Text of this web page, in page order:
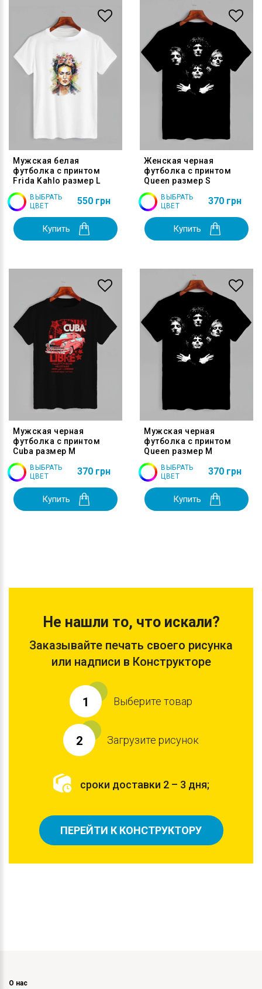
Мужская белая
футболка с принтом
Frida Kahlo размер L
ВЫБРАТЬ
ЦВЕТ
550 грн
Купить
Женская черная
футболка с принтом
Queen размер S
ВЫБРАТЬ
ЦВЕТ
370 грн
Купить
Мужская черная
футболка с принтом
Cuba размер M
ВЫБРАТЬ
ЦВЕТ
370 грн
Купить
Мужская черная
футболка с принтом
Queen размер M
ВЫБРАТЬ
ЦВЕТ
370 грн
Купить
Не нашли то, что искали?
Заказывайте печать своего рисунка
или надписи в Конструкторе
1 Выберите товар
2 Загрузите рисунок
сроки доставки 2 – 3 дня;
ПЕРЕЙТИ К КОНСТРУКТОРУ
О нас